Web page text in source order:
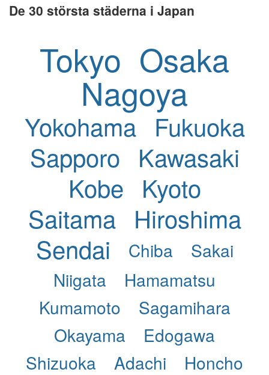
De 30 största städerna i Japan
Tokyo Osaka
Nagoya
Yokohama Fukuoka
Sapporo Kawasaki
Kobe Kyoto
Saitama Hiroshima
Sendai
Chiba
Sakai
Niigata
Hamamatsu
Kumamoto
Sagamihara
Okayama
Edogawa
Shizuoka
Adachi
Honcho